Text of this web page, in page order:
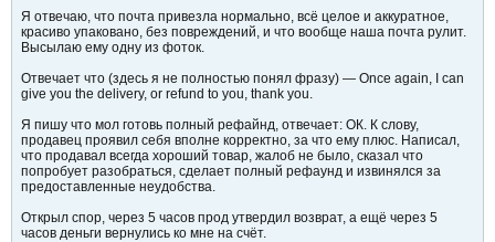
Я отвечаю, что почта привезла нормально, всё целое и аккуратное,
красиво упаковано, без повреждений, и что вообще наша почта рулит.
Высылаю ему одну из фоток.
Отвечает что (здесь я не полностью понял фразу) — Once again, I can
give you the delivery, or refund to you, thank you.
Я пишу что мол готовь полный рефайнд, отвечает: ОК. К слову,
продавец проявил себя вполне корректно, за что ему плюс. Написал,
что продавал всегда хороший товар, жалоб не было, сказал что
попробует разобраться, сделает полный рефаунд и извинялся за
предоставленные неудобства.
Открыл спор, через 5 часов прод утвердил возврат, а ещё через 5
часов деньги вернулись ко мне на счёт.